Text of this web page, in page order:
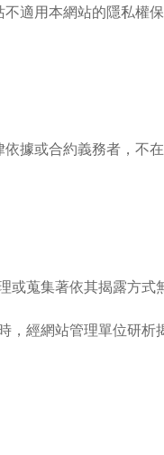
適用本網站的隱私權
據或合約義務者，不在
或蒐集著依其揭露方式
，經網站管理單位研析